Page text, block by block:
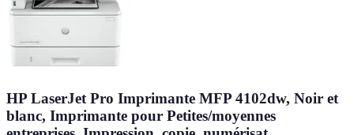
HP LaserJet Pro Imprimante MFP 4102dw, Noir et
blanc, Imprimante pour Petites/moyennes